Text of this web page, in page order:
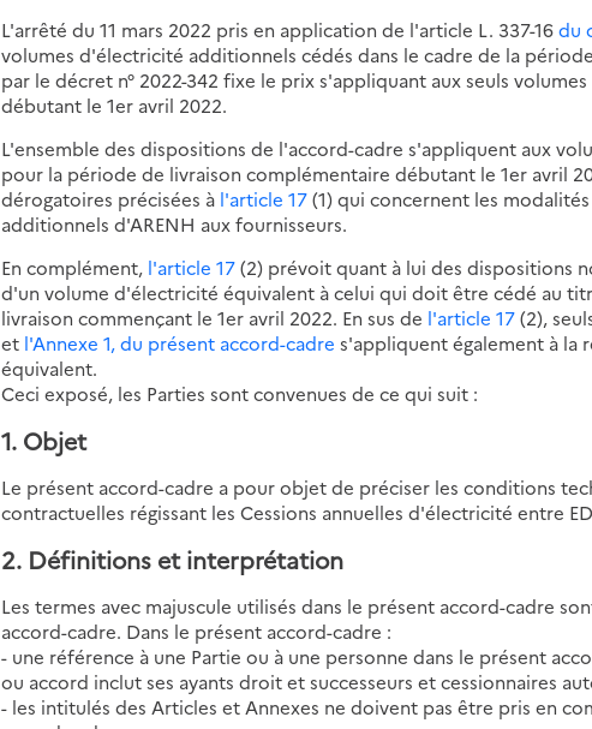
L'arrêté du 11 mars 2022 pris en application de l'article L. 337-16du
volumes d'électricité additionnels cédés dans le cadre de la
par le décret n° 2022-342 fixe le prix s'appliquant aux seuls
débutant le 1er avril 2022.
L'ensemble des dispositions de l'accord-cadre s'appliquent aux
pour la période de livraison complémentaire débutant le 1er avril
dérogatoires précisées à l'article 17(1) qui concernent les
additionnels d'ARENH aux fournisseurs.
En complément, l'article 17(2) prévoit quant à lui des dispositions
d'un volume d'électricité équivalent à celui qui doit être cédé au
livraison commençant le 1er avril 2022. En sus de l'article 17(2),
et l'Annexe 1, du présent accord-cadre s'appliquent également à la
équivalent.
Ceci exposé, les Parties sont convenues de ce qui suit :
1. Objet
Le présent accord-cadre a pour objet de préciser les conditions
contractuelles régissant les Cessions annuelles d'électricité entre
2. Définitions et interprétation
Les termes avec majuscule utilisés dans le présent accord-cadre
accord-cadre. Dans le présent accord-cadre :
- une référence à une Partie ou à une personne dans le présent
ou accord inclut ses ayants droit et successeurs et cessionnaires
- les intitulés des Articles et Annexes ne doivent pas être pris en